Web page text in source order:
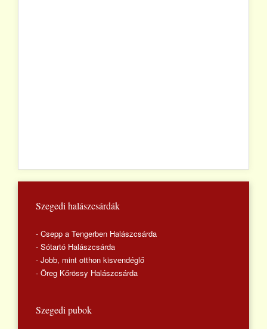
Szegedi halászcsárdák
- Csepp a Tengerben Halászcsárda
- Sótartó Halászcsárda
- Jobb, mint otthon kisvendéglő
- Öreg Kőrössy Halászcsárda
Szegedi pubok